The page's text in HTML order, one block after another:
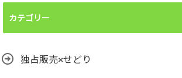
カテゴリー
独占販売×せどり